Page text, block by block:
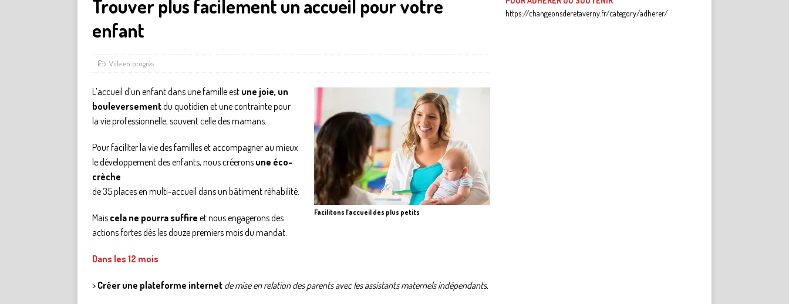
Trouver plus facilement un accueil pour votre
enfant
Ville en progrès
Facilitons l’accueil des plus petits
L’accueil d’un enfant dans une famille est une joie, un
bouleversementdu quotidien et une contrainte pour
la vie professionnelle, souvent celle des mamans.
Pour faciliter la vie des familles et accompagner au mieux
le développement des enfants, nous créerons une éco-
crèche
de 35 places en multi-accueil dans un bâtiment réhabilité.
Mais cela ne pourra suffire et nous engagerons des
actions fortes dès les douze premiers mois du mandat.
Dans les 12 mois
> Créer une plateforme internet de mise en relation des parents avec les assistants maternels indépendants.
https://changeonsderetaverny.fr/category/adherer/